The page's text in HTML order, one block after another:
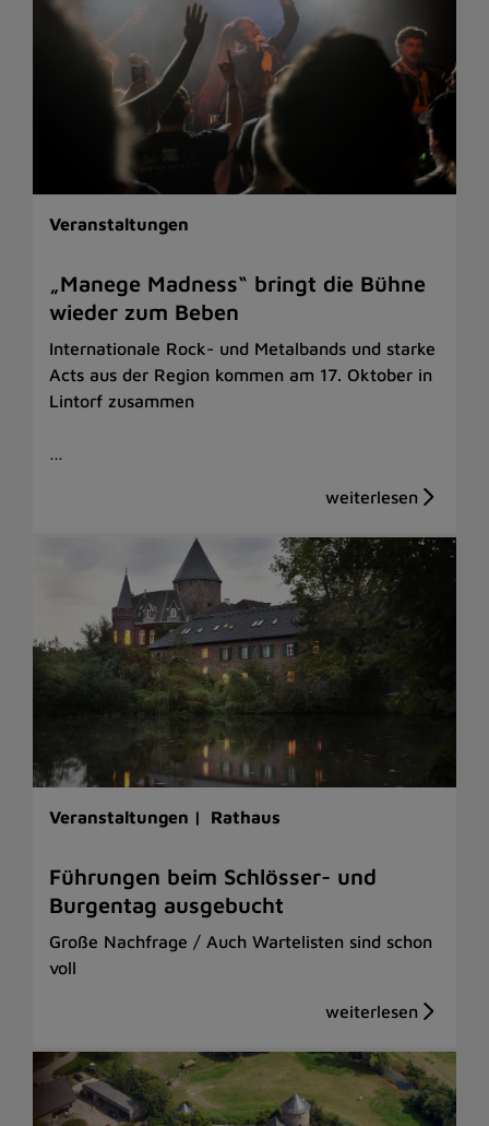
Veranstaltungen
„Manege Madness“ bringt die Bühne
wieder zum Beben
Internationale Rock- und Metalbands und starke
Acts aus der Region kommen am 17. Oktober in
Lintorf zusammen
…
Veranstaltungen | Rathaus
Führungen beim Schlösser- und
Burgentag ausgebucht
Große Nachfrage / Auch Wartelisten sind schon
voll